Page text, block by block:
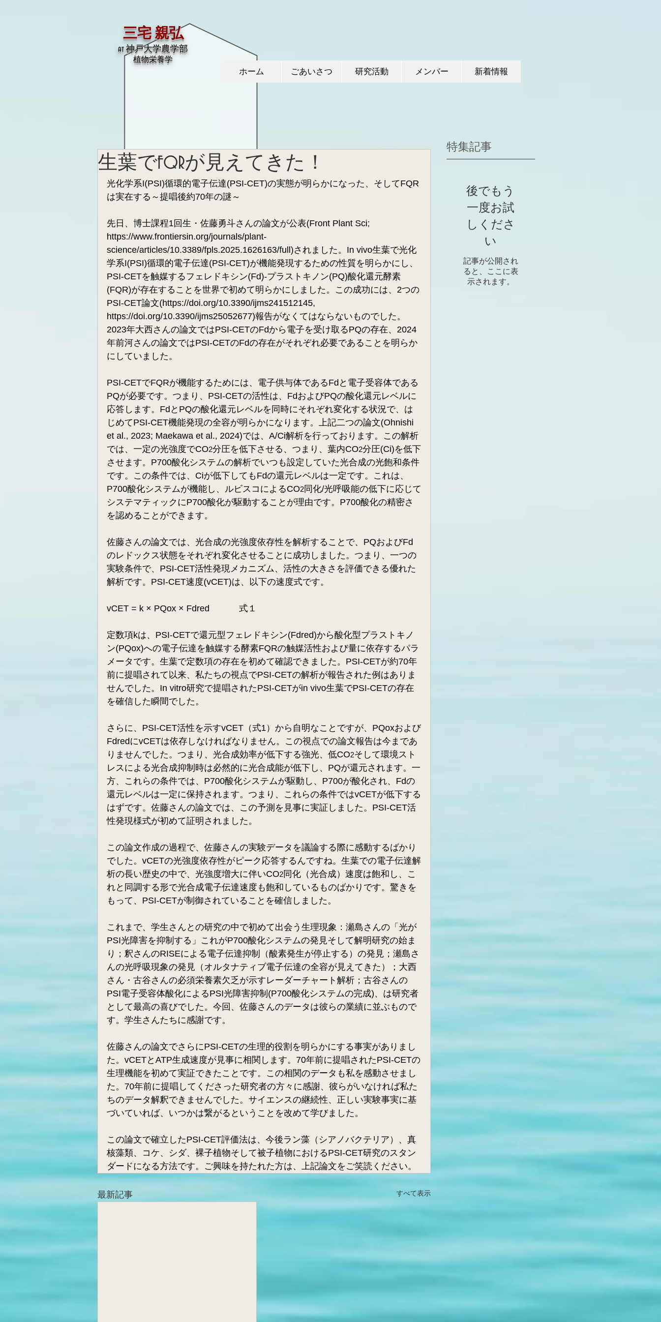
三宅 親弘
at 神戸大学農学部
​植物栄養学
ホーム ごあいさつ 研究活動 メンバー 新着情報
生葉でFQRが見えてきた！
光化学系I(PSI)循環的電子伝達(PSI-CET)の実態が明らかになった、そしてFQR
は実在する～提唱後約70年の謎～
先日、博士課程1回生・佐藤勇斗さんの論文が公表(Front Plant Sci;
https://www.frontiersin.org/journals/plant-
science/articles/10.3389/fpls.2025.1626163/full)されました。In vivo生葉で光化
学系I(PSI)循環的電子伝達(PSI-CET)が機能発現するための性質を明らかにし、
PSI-CETを触媒するフェレドキシン(Fd)-プラストキノン(PQ)酸化還元酵素
(FQR)が存在することを世界で初めて明らかにしました。この成功には、2つの
PSI-CET論文(https://doi.org/10.3390/ijms241512145,
https://doi.org/10.3390/ijms25052677)報告がなくてはならないものでした。
2023年大西さんの論文ではPSI-CETのFdから電子を受け取るPQの存在、2024
年前河さんの論文ではPSI-CETのFdの存在がそれぞれ必要であることを明らか
にしていました。
PSI-CETでFQRが機能するためには、電子供与体であるFdと電子受容体である
PQが必要です。つまり、PSI-CETの活性は、FdおよびPQの酸化還元レベルに
応答します。FdとPQの酸化還元レベルを同時にそれぞれ変化する状況で、は
じめてPSI-CET機能発現の全容が明らかになります。上記二つの論文(Ohnishi
et al., 2023; Maekawa et al., 2024)では、A/Ci解析を行っております。この解析
では、一定の光強度でCO2分圧を低下させる、つまり、葉内CO2分圧(Ci)を低下
させます。P700酸化システムの解析でいつも設定していた光合成の光飽和条件
です。この条件では、Ciが低下してもFdの還元レベルは一定です。これは、
P700酸化システムが機能し、ルビスコによるCO2 同化/光呼吸能の低下に応じて
システマティックにP700酸化が駆動することが理由です。P700酸化の精密さ
を認めることができます。
佐藤さんの論文では、光合成の光強度依存性を解析することで、PQおよびFd
のレドックス状態をそれぞれ変化させることに成功しました。つまり、一つの
実験条件で、PSI-CET活性発現メカニズム、活性の大きさを評価できる優れた
解析です。PSI-CET速度(vCET)は、以下の速度式です。
vCET = k × PQox × Fdred            式１
定数項kは、PSI-CETで還元型フェレドキシン(Fdred)から酸化型プラストキノ
ン(PQox)への電子伝達を触媒する酵素FQRの触媒活性および量に依存するパラ
メータです。生葉で定数項の存在を初めて確認できました。PSI-CETが約70年
前に提唱されて以来、私たちの視点でPSI-CETの解析が報告された例はありま
せんでした。In vitro研究で提唱されたPSI-CETがin vivo生葉でPSI-CETの存在
を確信した瞬間でした。
さらに、PSI-CET活性を示すvCET（式1）から自明なことですが、PQoxおよび
FdredにvCETは依存しなければなりません。この視点での論文報告は今まであ
りませんでした。つまり、光合成効率が低下する強光、低CO2そして環境スト
レスによる光合成抑制時は必然的に光合成能が低下し、PQが還元されます。一
方、これらの条件では、P700酸化システムが駆動し、P700が酸化され、Fdの
還元レベルは一定に保持されます。つまり、これらの条件ではvCETが低下する
はずです。佐藤さんの論文では、この予測を見事に実証しました。PSI-CET活
性発現様式が初めて証明されました。
この論文作成の過程で、佐藤さんの実験データを議論する際に感動するばかり
でした。vCETの光強度依存性がピーク応答するんですね。生葉での電子伝達解
析の長い歴史の中で、光強度増大に伴いCO2 同化（光合成）速度は飽和し、こ
れと同調する形で光合成電子伝達速度も飽和しているものばかりです。驚きを
もって、PSI-CETが制御されていることを確信しました。
これまで、学生さんとの研究の中で初めて出会う生理現象：瀬島さんの「光が
PSI光障害を抑制する」これがP700酸化システムの発見そして解明研究の始ま
り；釈さんのRISEによる電子伝達抑制（酸素発生が停止する）の発見；瀬島さ
んの光呼吸現象の発見（オルタナティブ電子伝達の全容が見えてきた）；大西
さん・古谷さんの必須栄養素欠乏が示すレーダーチャート解析；古谷さんの
PSI電子受容体酸化によるPSI光障害抑制(P700酸化システムの完成)、は研究者
として最高の喜びでした。今回、佐藤さんのデータは彼らの業績に並ぶもので
す。学生さんたちに感謝です。
佐藤さんの論文でさらにPSI-CETの生理的役割を明らかにする事実がありまし
た。vCETとATP生成速度が見事に相関します。70年前に提唱されたPSI-CETの
生理機能を初めて実証できたことです。この相関のデータも私を感動させまし
た。70年前に提唱してくださった研究者の方々に感謝、彼らがいなければ私た
ちのデータ解釈できませんでした。サイエンスの継続性、正しい実験事実に基
づいていれば、いつかは繋がるということを改めて学びました。
この論文で確立したPSI-CET評価法は、今後ラン藻（シアノバクテリア）、真
核藻類、コケ、シダ、裸子植物そして被子植物におけるPSI-CET研究のスタン
ダードになる方法です。ご興味を持たれた方は、上記論文をご笑読ください。
最新記事 すべて表示
特集記事
後でもう
一度お試
しくださ
い
記事が公開され
ると、ここに表
示されます。